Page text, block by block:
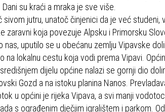
su kraći a mraka je sve više.
sivom jutru, unatoč činjenici da je već studeni,
zaravni koja povezuje Alpsku i Primorsku
nas, uputilo se u obećanu zemlju Vipavske
na lokalnu cestu koja vodi prema Vipavi.
dijelu općine nalazi se gornji dio
Gozd a na istoku planina Nanos.
u općini je rijeka Vipava, a svi manji
s ograđenim dječjim igralištem i parkom.